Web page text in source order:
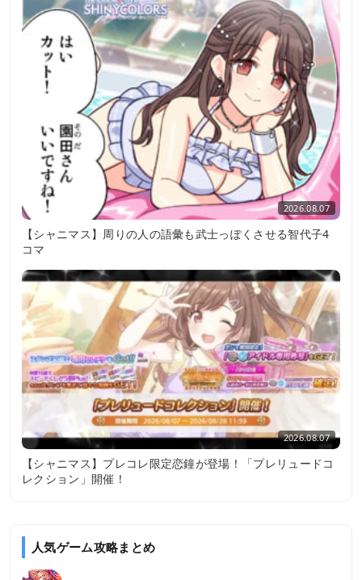
2026.08.07
【シャニマス】周りの人の語彙も武士っぽくさせる智代子4
コマ
2026.08.07
【シャニマス】プレコレ限定恋鐘が登場！「プレリュードコ
レクション」開催！
人気ゲーム攻略まとめ